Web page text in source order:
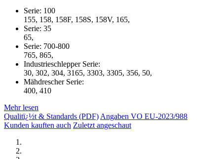
Serie: 100
155, 158, 158F, 158S, 158V, 165,
Serie: 35
65,
Serie: 700-800
765, 865,
Industrieschlepper Serie:
30, 302, 304, 3165, 3303, 3305, 356, 50,
Mähdrescher Serie:
400, 410
Mehr lesen
Qualitï¿½t & Standards (PDF)Angaben VO EU-2023/988
Kunden kauften auch Zuletzt angeschaut